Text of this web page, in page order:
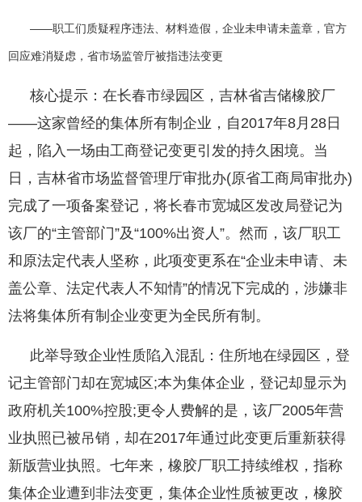
——职工们质疑程序违法、材料造假，企业未申请未盖章，官方
回应难消疑虑，省市场监管厅被指违法变更
核心提示：在长春市绿园区，吉林省吉储橡胶厂
——这家曾经的集体所有制企业，自2017年8月28日
起，陷入一场由工商登记变更引发的持久困境。当
日，吉林省市场监督管理厅审批办(原省工商局审批办)
完成了一项备案登记，将长春市宽城区发改局登记为
该厂的“主管部门”及“100%出资人”。然而，该厂职工
和原法定代表人坚称，此项变更系在“企业未申请、未
盖公章、法定代表人不知情”的情况下完成的，涉嫌非
法将集体所有制企业变更为全民所有制。
此举导致企业性质陷入混乱：住所地在绿园区，登
记主管部门却在宽城区;本为集体企业，登记却显示为
政府机关100%控股;更令人费解的是，该厂2005年营
业执照已被吊销，却在2017年通过此变更后重新获得
新版营业执照。七年来，橡胶厂职工持续维权，指称
集体企业遭到非法变更，集体企业性质被更改，橡胶